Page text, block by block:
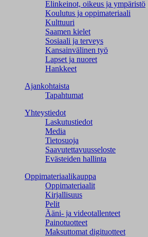
Elinkeinot, oikeus ja ympäristö
Koulutus ja oppimateriaali
Kulttuuri
Saamen kielet
Sosiaali ja terveys
Kansainvälinen työ
Lapset ja nuoret
Hankkeet
Ajankohtaista
Tapahtumat
Yhteystiedot
Laskutustiedot
Media
Tietosuoja
Saavutettavuusseloste
Evästeiden hallinta
Oppimateriaalikauppa
Oppimateriaalit
Kirjallisuus
Pelit
Ääni- ja videotallenteet
Painotuotteet
Maksuttomat digituotteet